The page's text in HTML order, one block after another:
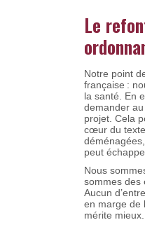
Le
Notre point
française :
la santé. En
demander
projet. Cela
cœur du
peut
Nous
sommes des
Aucun
en marge de
mérite